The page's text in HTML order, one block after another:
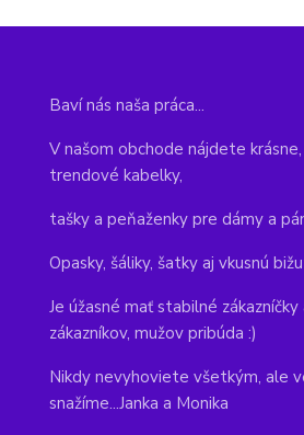
Baví nás naša práca...
V našom obchode nájdete krásne,
trendové kabelky,
tašky a peňaženky pre dámy a
Opasky, šáliky, šatky aj vkusnú
Je úžasné mať stabilné zákazníčky
zákazníkov, mužov pribúda :)
Nikdy nevyhoviete všetkým, ale
snažíme...Janka a Monika